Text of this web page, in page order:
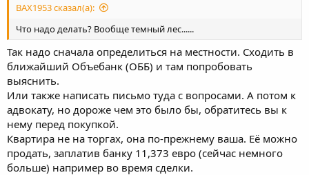
н
и
я
BAX1953 сказал(а):
Что надо делать? Вообще темный лес......
Так надо сначала определиться на местности. Сходить в
ближайший Объебанк (ОББ) и там попробовать
выяснить.
Или также написать письмо туда с вопросами. А потом к
адвокату, но дороже чем это было бы, обратитесь вы к
нему перед покупкой.
Квартира не на торгах, она по-прежнему ваша. Её можно
продать, заплатив банку 11,373 евро (сейчас немного
больше) например во время сделки.